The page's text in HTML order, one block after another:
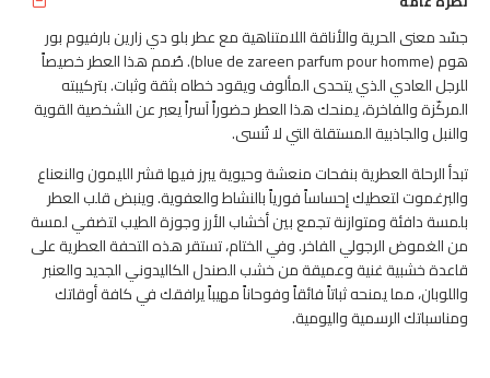
جسّد معنى الحرية والأناقة اللامتناهية مع عطر بلو دي زارين بارفيوم بور
هوم (blue de zareen parfum pour homme). صُمم هذا العطر خصيصاً
للرجل العادي الذي يتحدى المألوف ويقود خطاه بثقة وثبات. بتركيبته
المركّزة والفاخرة، يمنحك هذا العطر حضوراً آسراً يعبر عن الشخصية القوية
والنبل والجاذبية المستقلة التي لا تُنسى.
تبدأ الرحلة العطرية بنفحات منعشة وحيوية يبرز فيها قشر الليمون والنعناع
والبرغموت لتعطيك إحساساً فورياً بالنشاط والعفوية. وينبض قلب العطر
بلمسة دافئة ومتوازنة تجمع بين أخشاب الأرز وجوزة الطيب لتضفي لمسة
من الغموض الرجولي الفاخر. وفي الختام، تستقر هذه التحفة العطرية على
قاعدة خشبية غنية وعميقة من خشب الصندل الكاليدوني الجديد والعنبر
واللوبان، مما يمنحه ثباتاً فائقاً وفوحاناً مهيباً يرافقك في كافة أوقاتك
ومناسباتك الرسمية واليومية.